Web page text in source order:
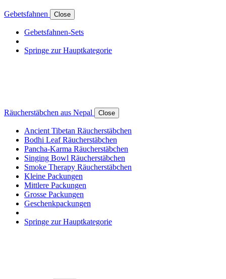
Gebetsfahnen Close
Gebetsfahnen-Sets
Springe zur Hauptkategorie
Räucherstäbchen aus Nepal Close
Ancient Tibetan Räucherstäbchen
Bodhi Leaf Räucherstäbchen
Pancha-Karma Räucherstäbchen
Singing Bowl Räucherstäbchen
Smoke Therapy Räucherstäbchen
Kleine Packungen
Mittlere Packungen
Grosse Packungen
Geschenkpackungen
Springe zur Hauptkategorie